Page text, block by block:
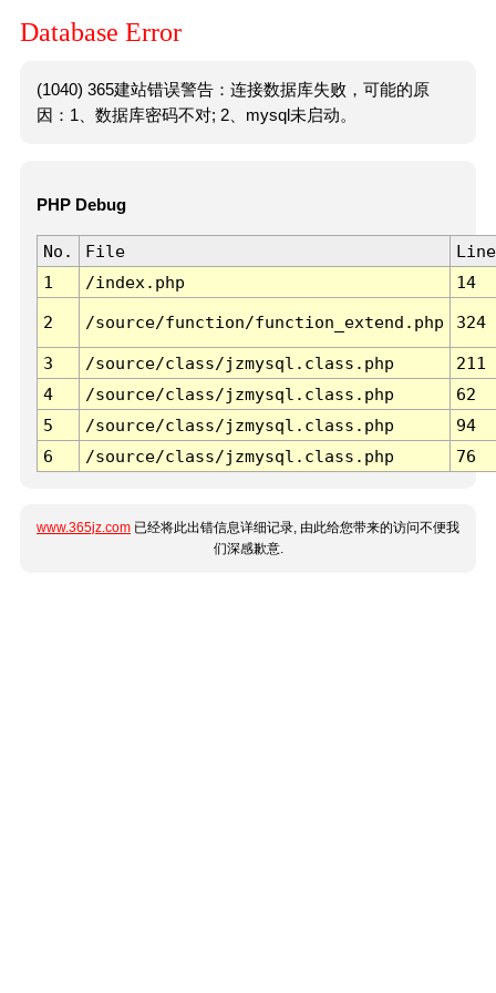
Database Error
(1040) 365建站错误警告：连接数据库失败，可能的原
因：1、数据库密码不对; 2、mysql未启动。
PHP Debug
No. File
Line
1
/index.php 14
2 /source/function/function_extend.php 324
3 /source/class/jzmysql.class.php
211
4
/source/class/jzmysql.class.php
62
5
/source/class/jzmysql.class.php
94
6
/source/class/jzmysql.class.php 76
www.365jz.com 已经将此出错信息详细记录, 由此给您带来的访问不便我
们深感歉意.